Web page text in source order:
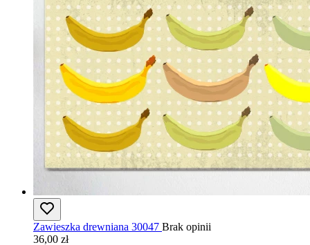
Zawieszka drewniana 30047 Brak opinii
36,00 zł